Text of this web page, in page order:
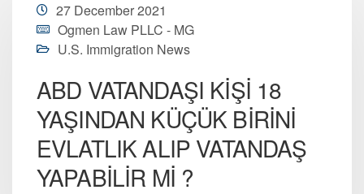
27 December 2021
Ogmen Law PLLC - MG
U.S. Immigration News
ABD VATANDAŞI KİŞİ 18
YAŞINDAN KÜÇÜK BİRİNİ
EVLATLIK ALIP VATANDAŞ
YAPABİLİR Mİ ?